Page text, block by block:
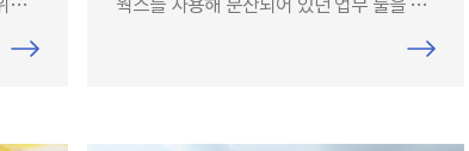
즈
웍스를 사용해 분산되어 있던 업무 툴을 하
나로 연동, 통합하여 업무 효율성을 높였습